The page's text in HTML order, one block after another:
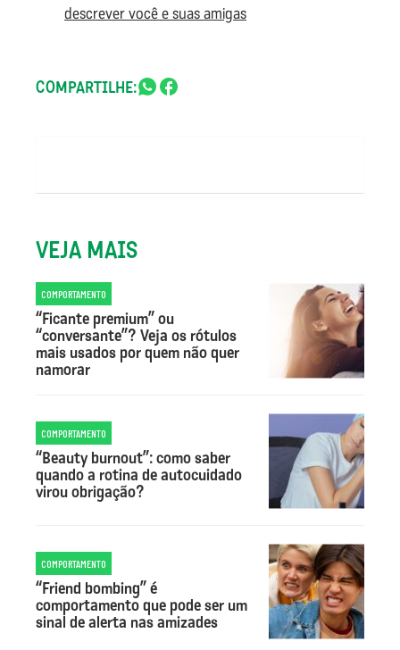
descrever você e suas amigas
COMPARTILHE:
VEJA MAIS
COMPORTAMENTO
“Ficante premium” ou
“conversante”? Veja os rótulos
mais usados por quem não quer
namorar
COMPORTAMENTO
“Beauty burnout”: como saber
quando a rotina de autocuidado
virou obrigação?
COMPORTAMENTO
“Friend bombing” é
comportamento que pode ser um
sinal de alerta nas amizades